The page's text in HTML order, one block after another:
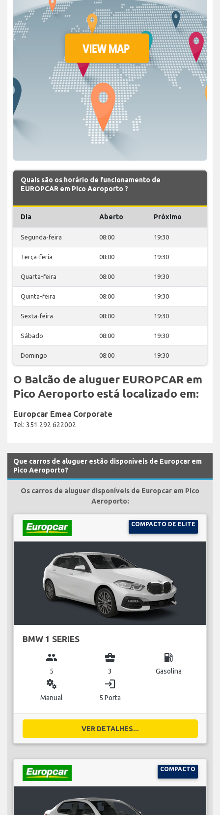
Quais são os horário de funcionamento de
EUROPCAR em Pico Aeroporto ?
Dia Aberto Próximo
Segunda-feira 08:00 19:30
Terça-feria 08:00 19:30
Quarta-feira 08:00 19:30
Quinta-feira 08:00 19:30
Sexta-feira 08:00 19:30
Sábado 08:00 19:30
Domingo 08:00 19:30
O Balcão de aluguer EUROPCAR em
Pico Aeroporto está localizado em:
Europcar Emea Corporate
Tel: 351 292 622002
Que carros de aluguer estão disponíveis de Europcar em
Pico Aeroporto?
Os carros de aluguer disponíveis de Europcar em Pico
Aeroporto:
COMPACTO DE ELITE
BMW 1 SERIES
group
5
business_center
3
local_gas_station
Gasolina
miscellaneous_services
Manual
login
5 Porta
VER DETALHES...
COMPACTO